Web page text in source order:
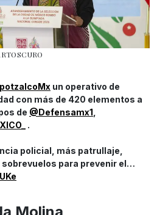
un operativo de
con más de 420 elementos a
de @Defensamx1
.
policial, más patrullaje,
para prevenir el…